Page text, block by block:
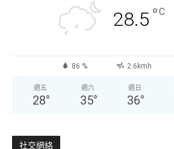
28.5 °C
86 % 2.6kmh
週五
28°
週六
35°
週日
36°
社交網絡